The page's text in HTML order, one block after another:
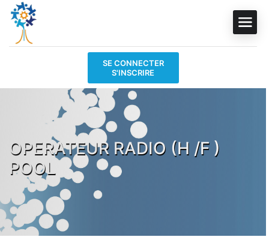
SE CONNECTER
S'INSCRIRE
OPERATEUR RADIO (H /F )
POOL